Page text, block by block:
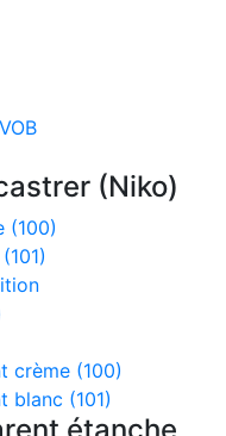
(Niko)
(100)
crème (100)
blanc (101)